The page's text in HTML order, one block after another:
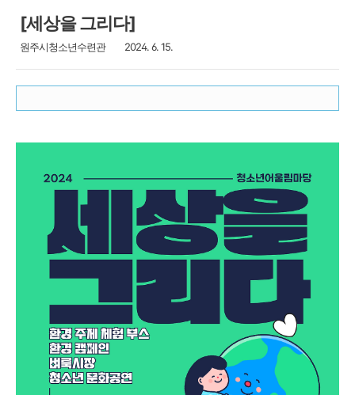
[세상을 그리다]
원주시청소년수련관 2024. 6. 15.
1. 축제 포인트!
2.
3. 📢축제 배치도